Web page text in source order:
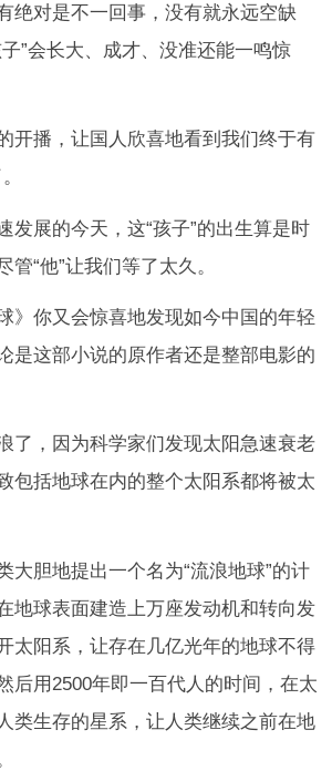
绝对是不一回事，没有就永远空缺
”会长大、成才、没准还能一鸣惊
开播，让国人欣喜地看到我们终于有
发展的今天，这“孩子”的出生算是时
“他”让我们等了太久。
》你又会惊喜地发现如今中国的年轻
是这部小说的原作者还是整部电影的
了，因为科学家们发现太阳急速衰老
包括地球在内的整个太阳系都将被太
大胆地提出一个名为“流浪地球”的计
地球表面建造上万座发动机和转向发
太阳系，让存在几亿光年的地球不得
后用2500年即一百代人的时间，在太
类生存的星系，让人类继续之前在地